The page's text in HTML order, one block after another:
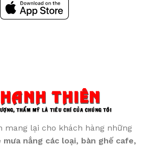
mang lại cho khách hàng những
mưa nắng các loại, bàn ghế cafe,